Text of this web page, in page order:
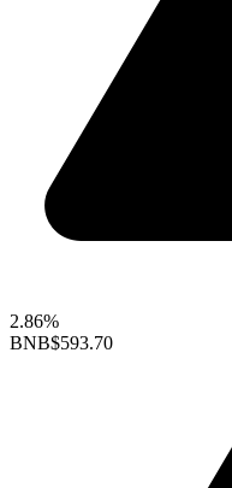
2.86%
BNB$593.70